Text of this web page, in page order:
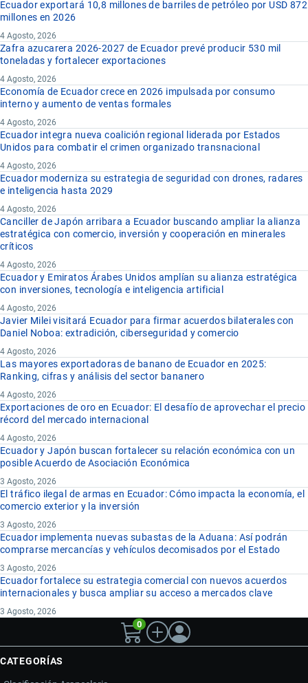
Ecuador exportará 10,8 millones de barriles de petróleo por USD 872
millones en 2026
4 Agosto, 2026
Zafra azucarera 2026-2027 de Ecuador prevé producir 530 mil
toneladas y fortalecer exportaciones
4 Agosto, 2026
Economía de Ecuador crece en 2026 impulsada por consumo
interno y aumento de ventas formales
4 Agosto, 2026
Ecuador integra nueva coalición regional liderada por Estados
Unidos para combatir el crimen organizado transnacional
4 Agosto, 2026
Ecuador moderniza su estrategia de seguridad con drones, radares
e inteligencia hasta 2029
4 Agosto, 2026
Canciller de Japón arribara a Ecuador buscando ampliar la alianza
estratégica con comercio, inversión y cooperación en minerales
críticos
4 Agosto, 2026
Ecuador y Emiratos Árabes Unidos amplían su alianza estratégica
con inversiones, tecnología e inteligencia artificial
4 Agosto, 2026
Javier Milei visitará Ecuador para firmar acuerdos bilaterales con
Daniel Noboa: extradición, ciberseguridad y comercio
4 Agosto, 2026
Las mayores exportadoras de banano de Ecuador en 2025:
Ranking, cifras y análisis del sector bananero
4 Agosto, 2026
Exportaciones de oro en Ecuador: El desafío de aprovechar el precio
récord del mercado internacional
4 Agosto, 2026
Ecuador y Japón buscan fortalecer su relación económica con un
posible Acuerdo de Asociación Económica
3 Agosto, 2026
El tráfico ilegal de armas en Ecuador: Cómo impacta la economía, el
comercio exterior y la inversión
3 Agosto, 2026
Ecuador implementa nuevas subastas de la Aduana: Así podrán
comprarse mercancías y vehículos decomisados por el Estado
3 Agosto, 2026
Ecuador fortalece su estrategia comercial con nuevos acuerdos
internacionales y busca ampliar su acceso a mercados clave
3 Agosto, 2026
0
CATEGORÍAS